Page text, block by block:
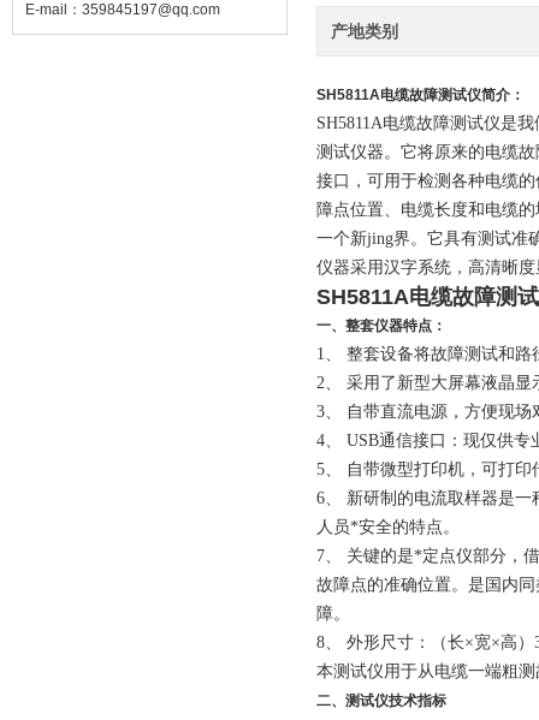
E-mail： 359845197@qq.com
产地类别
SH5811A电缆故障测试仪简介：
SH5811A电缆故障测试仪是我
测试仪器。 它将原来的电缆
接口， 可用于检测各种电缆
障点位置、电缆长度和电缆
一个新jing界。它具有测试准
仪器采用汉字系统，高清晰
SH5811A电缆故障测
一、 整套仪器特点：
1、 整套设备将故障测试和路
2、 采用了新型大屏幕液晶显
3、
自带直流电源，方便现
4、 USB通信接口：现仅供
5、
自带微型打印机，可打
6、 新研制的电流取样器是
人员*安全的特点。
7、 关键的是*定点仪部分，
故障点的准确位置。是国内
障。
8、 外形尺寸：（长×宽×高）
本测试仪用于从电缆一端粗
二、 测试仪技术指标